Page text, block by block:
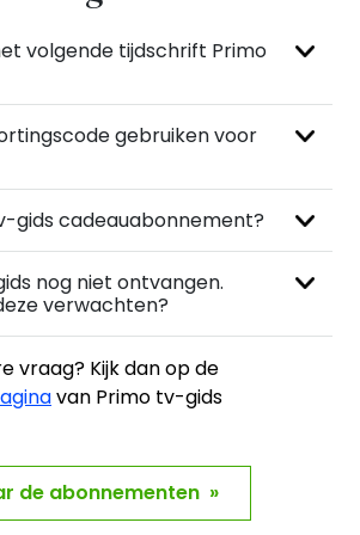
volgende tijdschrift Primo
gebruiken voor
gids cadeauabonnement?
nog niet ontvangen.
verwachten?
vraag? Kijk dan op de
van Primo tv-gids
de abonnementen »